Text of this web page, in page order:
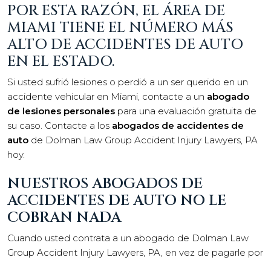
POR ESTA RAZÓN, EL ÁREA DE
MIAMI TIENE EL NÚMERO MÁS
ALTO DE ACCIDENTES DE AUTO
EN EL ESTADO.
Si usted sufrió lesiones o perdió a un ser querido en un
accidente vehicular en Miami, contacte a un abogado
de lesiones personales para una evaluación gratuita de
su caso. Contacte a los abogados de accidentes de
auto de Dolman Law Group Accident Injury Lawyers, PA
hoy.
NUESTROS ABOGADOS DE
ACCIDENTES DE AUTO NO LE
COBRAN NADA
Cuando usted contrata a un abogado de Dolman Law
Group Accident Injury Lawyers, PA, en vez de pagarle por